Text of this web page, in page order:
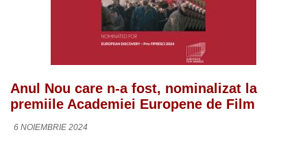
Anul Nou care n-a fost, nominalizat la
premiile Academiei Europene de Film
6 NOIEMBRIE 2024